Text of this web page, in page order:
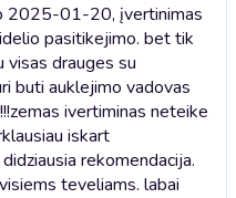
2025-01-20, įvertinimas
pasitikejimo. bet tik
visas drauges su
buti auklejimo vadovas
zemas ivertiminas neteike
iskart
rekomendacija.
teveliams. labai